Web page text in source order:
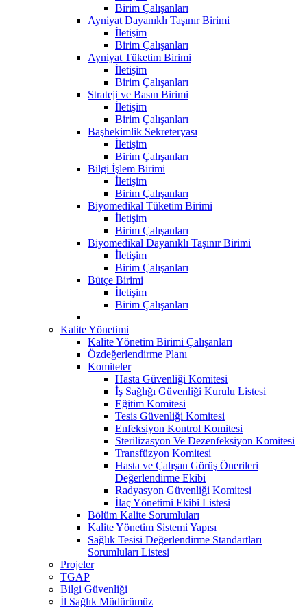
Birim Çalışanları
Ayniyat Dayanıklı Taşınır Birimi
İletişim
Birim Çalışanları
Ayniyat Tüketim Birimi
İletişim
Birim Çalışanları
Strateji ve Basın Birimi
İletişim
Birim Çalışanları
Başhekimlik Sekreteryası
İletişim
Birim Çalışanları
Bilgi İşlem Birimi
İletişim
Birim Çalışanları
Biyomedikal Tüketim Birimi
İletişim
Birim Çalışanları
Biyomedikal Dayanıklı Taşınır Birimi
İletişim
Birim Çalışanları
Bütçe Birimi
İletişim
Birim Çalışanları
Kalite Yönetimi
Kalite Yönetim Birimi Çalışanları
Özdeğerlendirme Planı
Komiteler
Hasta Güvenliği Komitesi
İş Sağlığı Güvenliği Kurulu Listesi
Eğitim Komitesi
Tesis Güvenliği Komitesi
Enfeksiyon Kontrol Komitesi
Sterilizasyon Ve Dezenfeksiyon Komitesi
Transfüzyon Komitesi
Hasta ve Çalışan Görüş Önerileri
Değerlendirme Ekibi
Radyasyon Güvenliği Komitesi
İlaç Yönetimi Ekibi Listesi
Bölüm Kalite Sorumluları
Kalite Yönetim Sistemi Yapısı
Sağlık Tesisi Değerlendirme Standartları
Sorumluları Listesi
Projeler
TGAP
Bilgi Güvenliği
İl Sağlık Müdürümüz